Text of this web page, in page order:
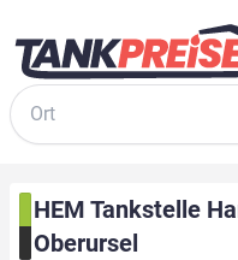
Suche
HEM Tankstelle
Oberursel